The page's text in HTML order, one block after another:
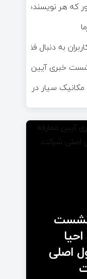
کاربران به دنبال
خبری آیین معارفه
آهن اسفنجی است
سیار در
نشست
اصلی